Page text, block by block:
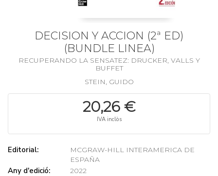
DECISION Y ACCION (2ª ED)
(BUNDLE LINEA)
RECUPERANDO LA SENSATEZ: DRUCKER, VALLS Y
BUFFET
STEIN, GUIDO
20,26 €
IVA inclòs
Editorial:
MCGRAW-HILL INTERAMERICA DE
ESPAÑA
Any d'edició: 2022